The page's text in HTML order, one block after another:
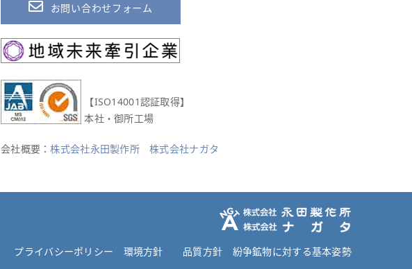
お問い合わせフォーム
【ISO14001認証取得】
本社・御所工場
会社概要：株式会社永田製作所 株式会社ナガタ
プライバシーポリシー 環境方針 品質方針
紛争鉱物に対する基本姿勢